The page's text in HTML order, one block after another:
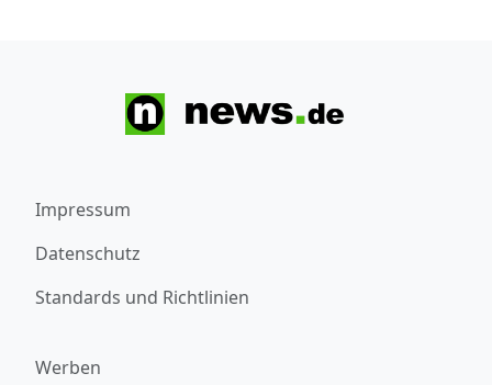
Impressum
Datenschutz
Standards und Richtlinien
Werben